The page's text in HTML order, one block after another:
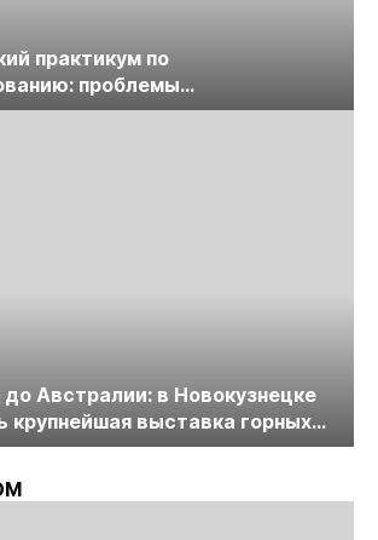
практикум по
проблемы
цифровизации, экспертизы
Австралии: в Новокузнецке
крупнейшая выставка горных
России. Уголь России и